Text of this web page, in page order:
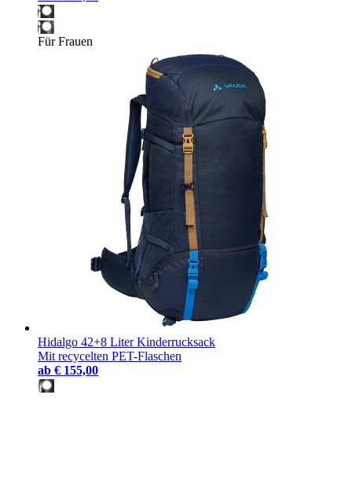
Für Frauen
Hidalgo 42+8 Liter Kinderrucksack
Mit recycelten PET-Flaschen
ab € 155,00